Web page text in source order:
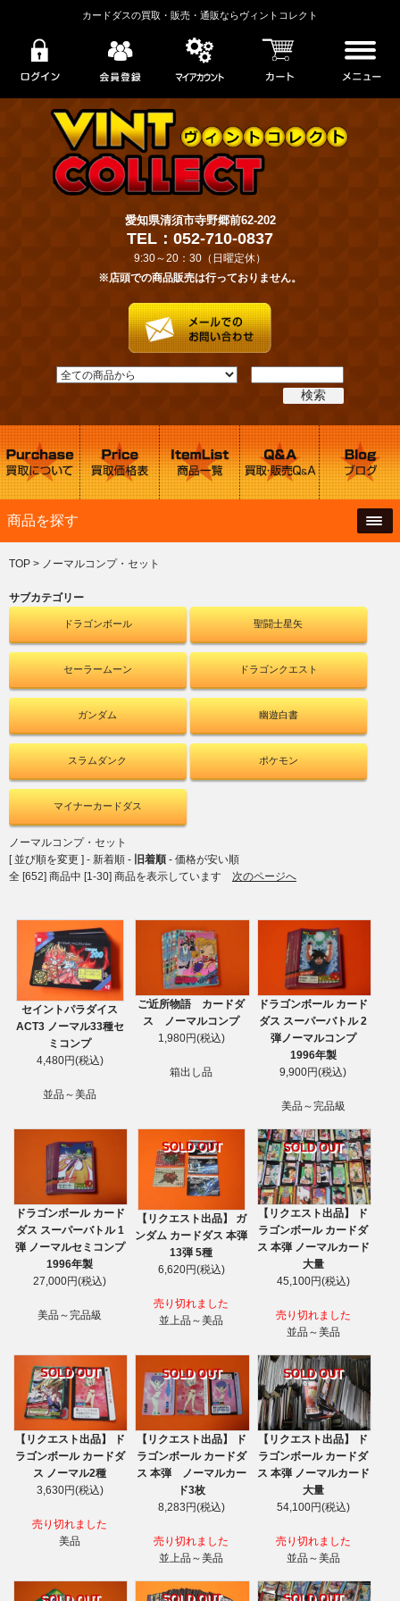
カードダスの買取・販売・通販ならヴィントコレクト
愛知県清須市寺野郷前62-202
TEL：052-710-0837
9:30～20：30（日曜定休）
※店頭での商品販売は行っておりません。
商品を探す
TOP > ノーマルコンプ・セット
サブカテゴリー
ドラゴンボール 聖闘士星矢
セーラームーン ドラゴンクエスト
ガンダム 幽遊白書
スラムダンク ポケモン
マイナーカードダス
ノーマルコンプ・セット
[ 並び順を変更 ] - 新着順 - 旧着順 - 価格が安い順
全 [652] 商品中 [1-30] 商品を表示しています 次のページへ
セイントパラダイス
ACT3 ノーマル33種セ
ミコンプ
4,480円(税込)
並品～美品
ご近所物語 カードダ
ス ノーマルコンプ
1,980円(税込)
箱出し品
ドラゴンボール カード
ダス スーパーバトル 2
弾ノーマルコンプ
1996年製
9,900円(税込)
美品～完品級
ドラゴンボール カード
ダス スーパーバトル 1
弾 ノーマルセミコンプ
1996年製
27,000円(税込)
美品～完品級
【リクエスト出品】 ガ
ンダム カードダス 本弾
13弾 5種
6,620円(税込)
SOLD OUT
売り切れました
並上品～美品
【リクエスト出品】 ド
ラゴンボール カードダ
ス 本弾 ノーマルカード
大量
45,100円(税込)
SOLD OUT
売り切れました
並品～美品
【リクエスト出品】 ド
ラゴンボール カードダ
ス ノーマル2種
3,630円(税込)
SOLD OUT
売り切れました
美品
【リクエスト出品】 ド
ラゴンボール カードダ
ス 本弾 ノーマルカー
ド3枚
8,283円(税込)
SOLD OUT
売り切れました
並上品～美品
【リクエスト出品】 ド
ラゴンボール カードダ
ス 本弾 ノーマルカード
大量
54,100円(税込)
SOLD OUT
売り切れました
並品～美品